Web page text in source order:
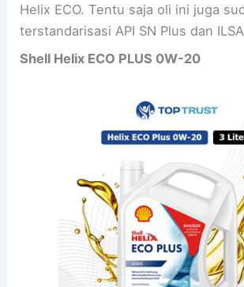
Helix ECO. Tentu saja oli ini juga
terstandarisasi API SN Plus dan
Shell Helix ECO PLUS 0W-20